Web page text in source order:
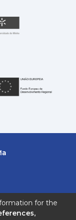
para a
Portuguesa
for the